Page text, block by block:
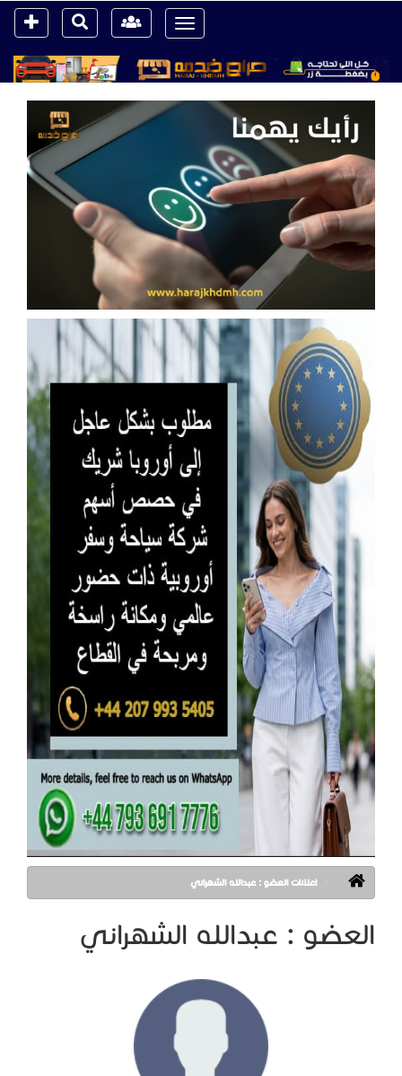
Toggle
navigation
اعلانات العضو : عبدالله الشهراني
العضو : عبدالله الشهراني